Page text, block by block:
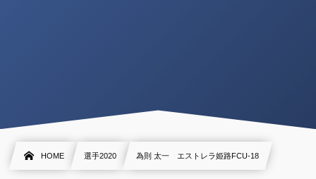
HOME 選手2020 為則 太一 エストレラ姫路FCU-18